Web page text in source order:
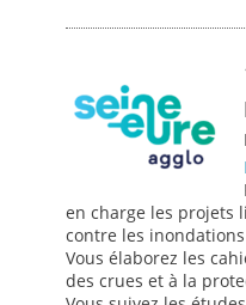
en charge les projets
contre les
Vous élaborez les
des crues et à la